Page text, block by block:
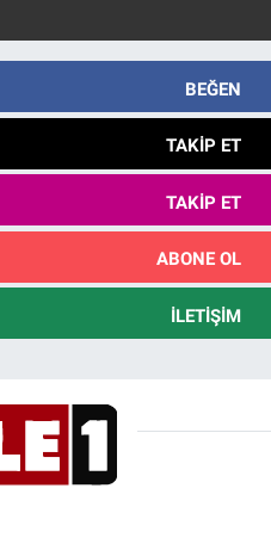
BEĞEN
TAKIP ET
TAKIP ET
ABONE OL
İLETIŞIM